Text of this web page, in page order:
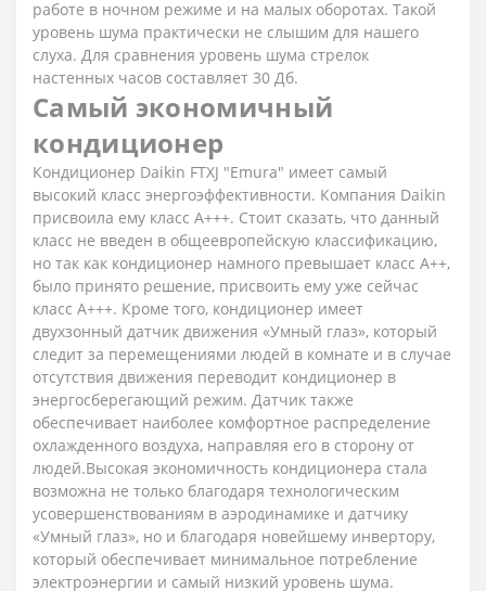
работе в ночном режиме и на малых оборотах. Такой
уровень шума практически не слышим для нашего
слуха. Для сравнения уровень шума стрелок
настенных часов составляет 30 Дб.
Самый экономичный
кондиционер
Кондиционер Daikin FTXJ "Emura" имеет самый
высокий класс энергоэффективности. Компания Daikin
присвоила ему класс А+++. Стоит сказать, что данный
класс не введен в общеевропейскую классификацию,
но так как кондиционер намного превышает класс А++,
было принято решение, присвоить ему уже сейчас
класс А+++. Кроме того, кондиционер имеет
двухзонный датчик движения «Умный глаз», который
следит за перемещениями людей в комнате и в случае
отсутствия движения переводит кондиционер в
энергосберегающий режим. Датчик также
обеспечивает наиболее комфортное распределение
охлажденного воздуха, направляя его в сторону от
людей.Высокая экономичность кондиционера стала
возможна не только благодаря технологическим
усовершенствованиям в аэродинамике и датчику
«Умный глаз», но и благодаря новейшему инвертору,
который обеспечивает минимальное потребление
электроэнергии и самый низкий уровень шума.